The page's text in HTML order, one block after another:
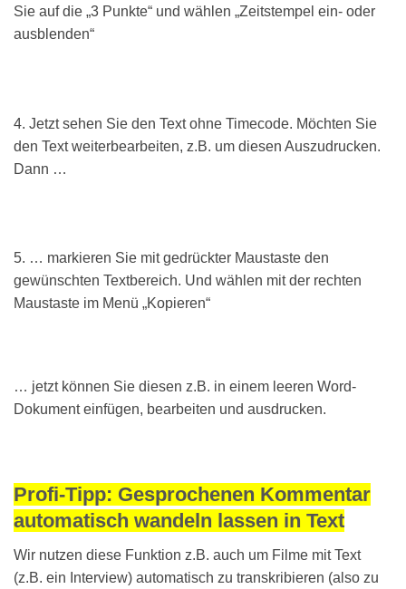
Sie auf die „3 Punkte“ und wählen „Zeitstempel ein- oder
ausblenden“
4. Jetzt sehen Sie den Text ohne Timecode. Möchten Sie
den Text weiterbearbeiten, z.B. um diesen Auszudrucken.
Dann …
5. … markieren Sie mit gedrückter Maustaste den
gewünschten Textbereich. Und wählen mit der rechten
Maustaste im Menü „Kopieren“
… jetzt können Sie diesen z.B. in einem leeren Word-
Dokument einfügen, bearbeiten und ausdrucken.
Profi-Tipp: Gesprochenen Kommentar
automatisch wandeln lassen in Text
Wir nutzen diese Funktion z.B. auch um Filme mit Text
(z.B. ein Interview) automatisch zu transkribieren (also zu